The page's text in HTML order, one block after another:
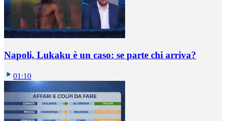
Napoli, Lukaku è un caso: se parte chi arriva?
01:10